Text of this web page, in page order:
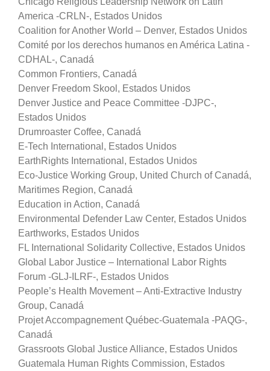
America -CRLN-, Estados Unidos
Coalition for Another World – Denver, Estados Unidos
Comité por los derechos humanos en América Latina -
CDHAL-, Canadá
Common Frontiers, Canadá
Denver Freedom Skool, Estados Unidos
Denver Justice and Peace Committee -DJPC-,
Estados Unidos
Drumroaster Coffee, Canadá
E-Tech International, Estados Unidos
EarthRights International, Estados Unidos
Eco-Justice Working Group, United Church of Canadá,
Maritimes Region, Canadá
Education in Action, Canadá
Environmental Defender Law Center, Estados Unidos
Earthworks, Estados Unidos
FL International Solidarity Collective, Estados Unidos
Global Labor Justice – International Labor Rights
Forum -GLJ-ILRF-, Estados Unidos
People’s Health Movement – Anti-Extractive Industry
Group, Canadá
Projet Accompagnement Québec-Guatemala -PAQG-,
Canadá
Grassroots Global Justice Alliance, Estados Unidos
Guatemala Human Rights Commission, Estados